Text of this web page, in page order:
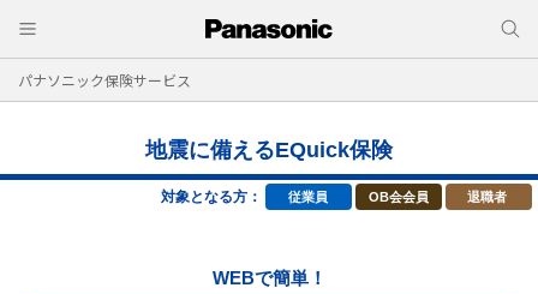
パナソニック保険サービス
地震に備えるEQuick保険
対象となる方： 従業員 OB会会員 退職者
WEBで簡単！